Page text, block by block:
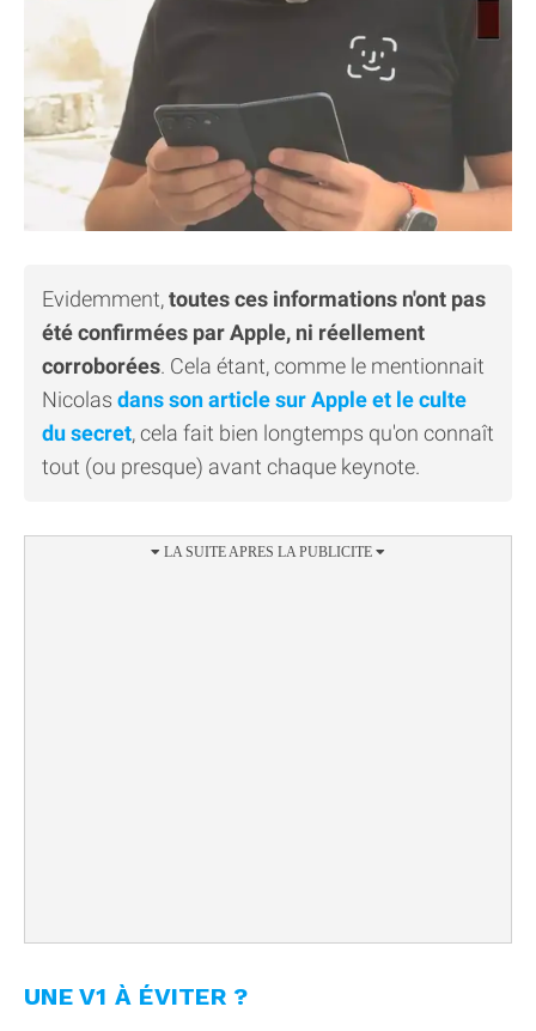
Evidemment,toutes ces informations n'ont pas
été confirmées par Apple, ni réellement
corroborées. Cela étant, comme le mentionnait
Nicolas dans son article sur Apple et le culte
du secret, cela fait bien longtemps qu'on connaît
tout (ou presque) avant chaque keynote.
UNE V1 À ÉVITER ?